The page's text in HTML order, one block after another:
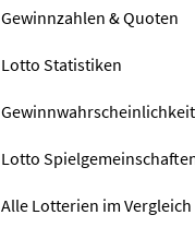
Gewinnzahlen & Quoten
Lotto Statistiken
Lotto
Alle Lotterien im Vergleich